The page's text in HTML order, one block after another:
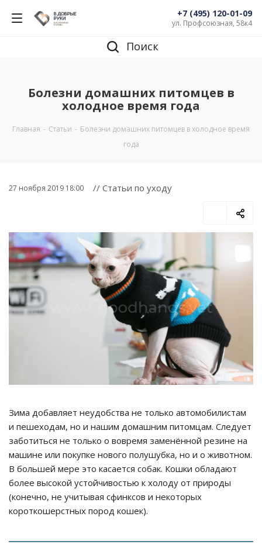
+7 (495) 120-01-09
ул. Профсоюзная, 58к4
Поиск
Болезни домашних питомцев в
холодное время года
Главная - Статьи - Болезни домашних питомцев в холодное время
года
27 ноября 2019 18:00 // Статьи по уходу
Зима добавляет неудобства не только автомобилистам
и пешеходам, но и нашим домашним питомцам. Следует
заботиться не только о вовремя заменённой резине на
машине или покупке нового полушубка, но и о животном.
В большей мере это касается собак. Кошки обладают
более высокой устойчивостью к холоду от природы
(конечно, не учитывая сфинксов и некоторых
короткошерстных пород кошек).